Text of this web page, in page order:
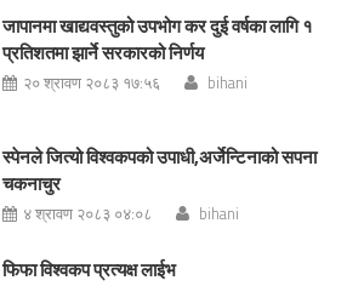
जापानमा खाद्यवस्तुको उपभोग कर दुई वर्षका लागि १
प्रतिशतमा झार्ने सरकारको निर्णय
२० श्रावण २०८३ १७:५६ bihani
स्पेनले जित्यो विश्वकपको उपाधी,अर्जेन्टिनाको सपना
चकनाचुर
४ श्रावण २०८३ ०४:०८ bihani
फिफा विश्वकप प्रत्यक्ष लाईभ